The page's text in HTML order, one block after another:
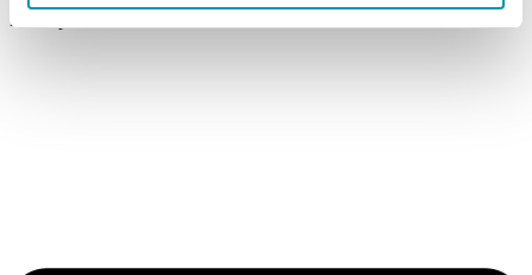
Etude personnalisée de votre habitat